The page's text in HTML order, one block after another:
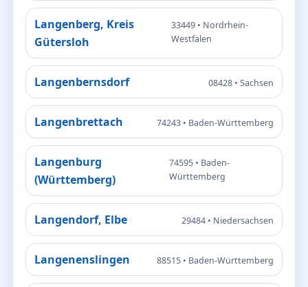
Langenberg, Kreis
Gütersloh
33449 • Nordrhein-
Westfalen
Langenbernsdorf 08428 • Sachsen
Langenbrettach 74243 • Baden-Württemberg
Langenburg
(Württemberg)
74595 • Baden-
Württemberg
Langendorf, Elbe 29484 • Niedersachsen
Langenenslingen 88515 • Baden-Württemberg